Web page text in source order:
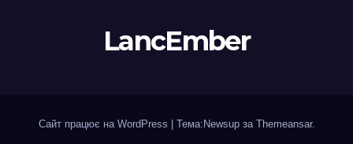
LancEmber
Сайт працює на WordPress | Тема:Newsup за Themeansar.